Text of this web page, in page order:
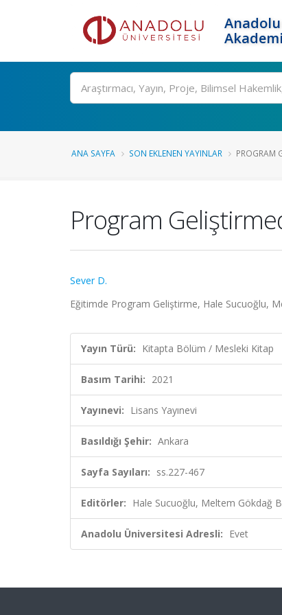
Ara
ANA SAYFA SON EKLENEN YAYINLAR PROGRAM
Program
Sever D.
Eğitimde Program Geliştirme, Hale Sucuoğlu,
Yayın Türü: Kitapta Bölüm / Mesleki Kitap
Basım Tarihi: 2021
Yayınevi: Lisans Yayınevi
Basıldığı Şehir: Ankara
Sayfa Sayıları: ss.227-467
Editörler: Hale Sucuoğlu, Meltem Gökdağ
Anadolu Üniversitesi Adresli: Evet